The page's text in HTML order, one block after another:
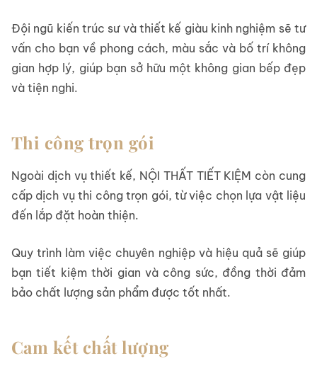
Đội ngũ kiến trúc sư và thiết kế giàu kinh nghiệm sẽ tư
vấn cho bạn về phong cách, màu sắc và bố trí không
gian hợp lý, giúp bạn sở hữu một không gian bếp đẹp
và tiện nghi.
Thi công trọn gói
Ngoài dịch vụ thiết kế, NỘI THẤT TIẾT KIỆM còn cung
cấp dịch vụ thi công trọn gói, từ việc chọn lựa vật liệu
đến lắp đặt hoàn thiện.
Quy trình làm việc chuyên nghiệp và hiệu quả sẽ giúp
bạn tiết kiệm thời gian và công sức, đồng thời đảm
bảo chất lượng sản phẩm được tốt nhất.
Cam kết chất lượng